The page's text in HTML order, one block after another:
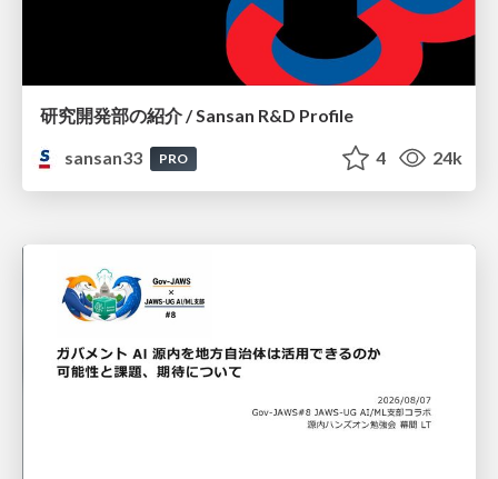
研究開発部の紹介 / Sansan R&D Profile
sansan33
PRO 4 24k